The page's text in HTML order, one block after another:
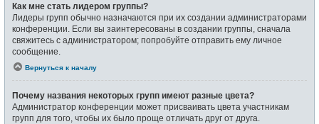
Как мне стать лидером группы?
Лидеры групп обычно назначаются при их создании администраторами
конференции. Если вы заинтересованы в создании группы, сначала
свяжитесь с администратором; попробуйте отправить ему личное
сообщение.
Вернуться к началу
Почему названия некоторых групп имеют разные цвета?
Администратор конференции может присваивать цвета участникам
групп для того, чтобы их было проще отличать друг от друга.